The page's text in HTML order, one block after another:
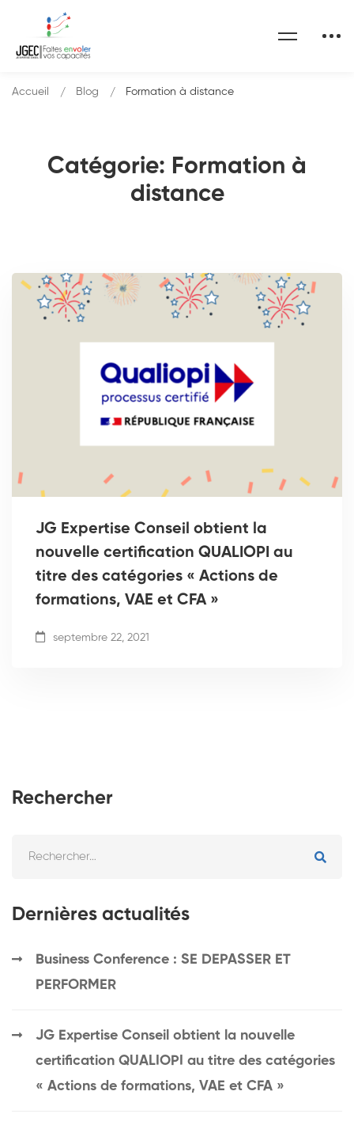
Catégorie: Formation à
distance
Accueil Blog Formation à distance
JG Expertise Conseil obtient la
nouvelle certification QUALIOPI au
titre des catégories « Actions de
formations, VAE et CFA »
septembre 22, 2021
Rechercher
Dernières actualités
Business Conference : SE DEPASSER ET
PERFORMER
JG Expertise Conseil obtient la nouvelle
certification QUALIOPI au titre des catégories
« Actions de formations, VAE et CFA »